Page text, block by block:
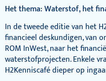
Het thema: Waterstof, het
In de tweede editie van het
financieel deskundigen, van
ROM InWest, naar het
waterstofprojecten. Enkele
H2Kenniscafé dieper op